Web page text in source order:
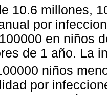
10.6 millones,
por
en niños
de 1 año. La
niños
por